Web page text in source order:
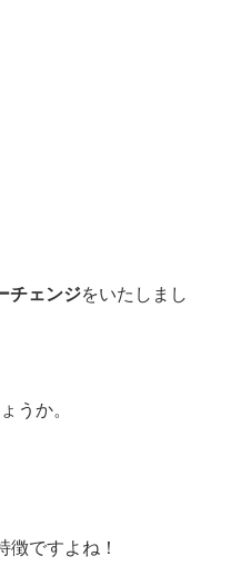
チェンジをいたしまし
うか。
徴ですよね！